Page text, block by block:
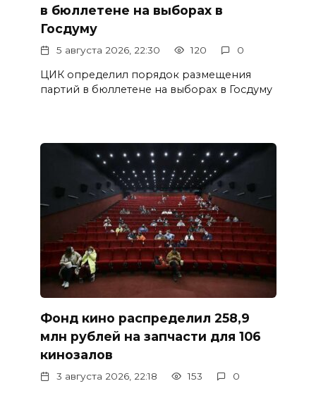
в бюллетене на выборах в
Госдуму
5 августа 2026, 22:30 120 0
ЦИК определил порядок размещения
партий в бюллетене на выборах в Госдуму
Фонд кино распределил 258,9
млн рублей на запчасти для 106
кинозалов
3 августа 2026, 22:18 153 0